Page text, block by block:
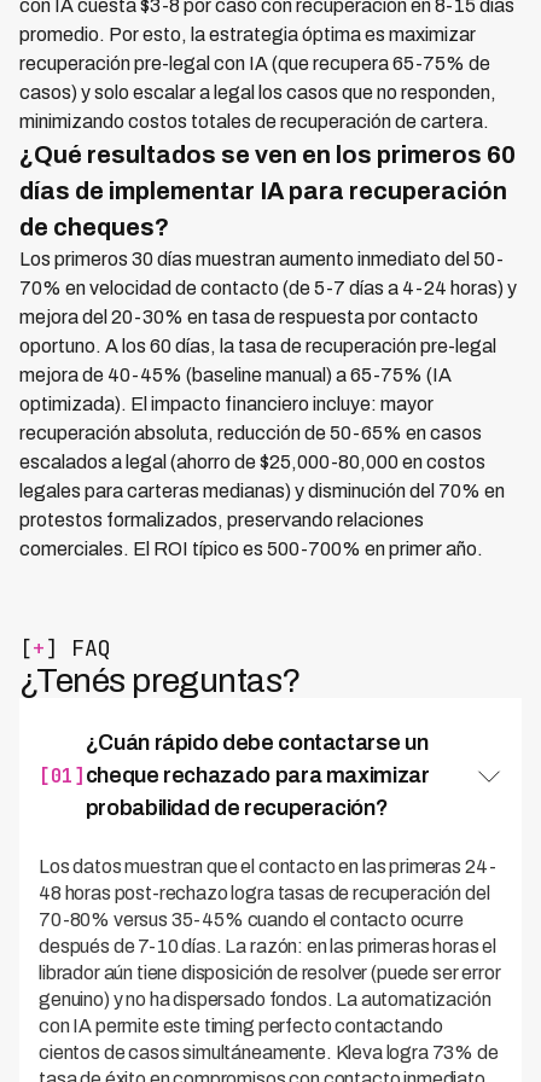
con IA cuesta $3-8 por caso con recuperación en 8-15 días
promedio. Por esto, la estrategia óptima es maximizar
recuperación pre-legal con IA (que recupera 65-75% de
casos) y solo escalar a legal los casos que no responden,
minimizando costos totales de recuperación de cartera.
¿Qué resultados se ven en los primeros 60
días de implementar IA para recuperación
de cheques?
Los primeros 30 días muestran aumento inmediato del 50-
70% en velocidad de contacto (de 5-7 días a 4-24 horas) y
mejora del 20-30% en tasa de respuesta por contacto
oportuno. A los 60 días, la tasa de recuperación pre-legal
mejora de 40-45% (baseline manual) a 65-75% (IA
optimizada). El impacto financiero incluye: mayor
recuperación absoluta, reducción de 50-65% en casos
escalados a legal (ahorro de $25,000-80,000 en costos
legales para carteras medianas) y disminución del 70% en
protestos formalizados, preservando relaciones
comerciales. El ROI típico es 500-700% en primer año.
[+] FAQ
¿Tenés preguntas?
[01]
¿Cuán rápido debe contactarse un
cheque rechazado para maximizar
probabilidad de recuperación?
Los datos muestran que el contacto en las primeras 24-
48 horas post-rechazo logra tasas de recuperación del
70-80% versus 35-45% cuando el contacto ocurre
después de 7-10 días. La razón: en las primeras horas el
librador aún tiene disposición de resolver (puede ser error
genuino) y no ha dispersado fondos. La automatización
con IA permite este timing perfecto contactando
cientos de casos simultáneamente. Kleva logra 73% de